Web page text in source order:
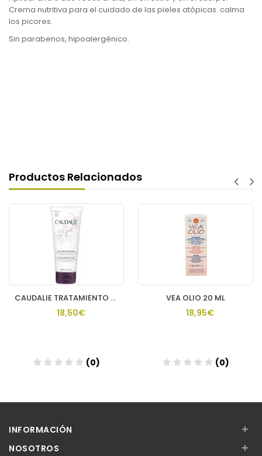
Crema nutritiva para el cuidado de las pieles atópicas. calma
los picores.
Sin parabenos, hipoalergénico.
Productos Relacionados
CAUDALIE TRATAMIENTO CORPORAL NUTR THE DES VIGNES
18,50€
(0)
VEA OLIO 20 ML
18,95€
(0)
INFORMACIÓN +
NOSOTROS +